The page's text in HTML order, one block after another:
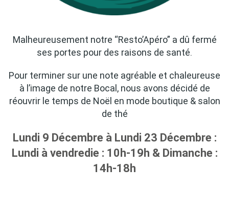
Malheureusement notre “Resto’Apéro” a dû fermé
ses portes pour des raisons de santé.
Pour terminer sur une note agréable et chaleureuse
à l’image de notre Bocal, nous avons décidé de
réouvrir le temps de Noël en mode boutique & salon
de thé
Lundi 9 Décembre à Lundi 23 Décembre :
Lundi à vendredie : 10h-19h & Dimanche :
14h-18h